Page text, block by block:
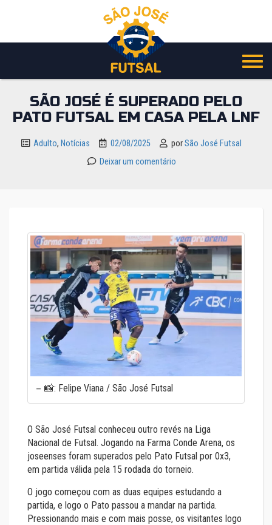
o
SÃO JOSÉ É SUPERADO PELO
PATO FUTSAL EM CASA PELA LNF
Adulto, Notícias 02/08/2025 porSão José Futsal
Deixar um comentário
📸: Felipe Viana / São José Futsal
O São José Futsal conheceu outro revés na Liga
Nacional de Futsal. Jogando na Farma Conde Arena, os
joseenses foram superados pelo Pato Futsal por 0x3,
em partida válida pela 15 rodada do torneio.
O jogo começou com as duas equipes estudando a
partida, e logo o Pato passou a mandar na partida.
Pressionando mais e com mais posse, os visitantes logo